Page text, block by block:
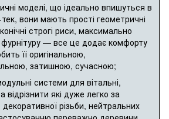
моделі, що ідеально впишуться в
вони мають прості геометричні
строгі риси, максимально
— все це додає комфорту
її оригінальною,
затишною, сучасною;
системи для вітальні,
відрізнити які дуже легко за
різьби, нейтральних